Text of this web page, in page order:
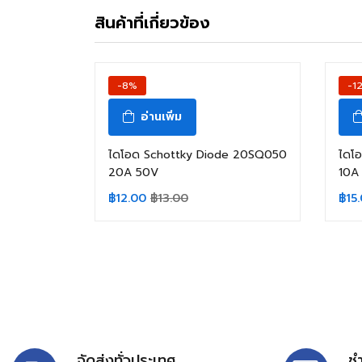
สินค้าที่เกี่ยวข้อง
-8%
อ่านเพิ่ม
ไดโอด Schottky Diode 20SQ050
20A 50V
฿12.00 ฿13.00
-
ได
฿